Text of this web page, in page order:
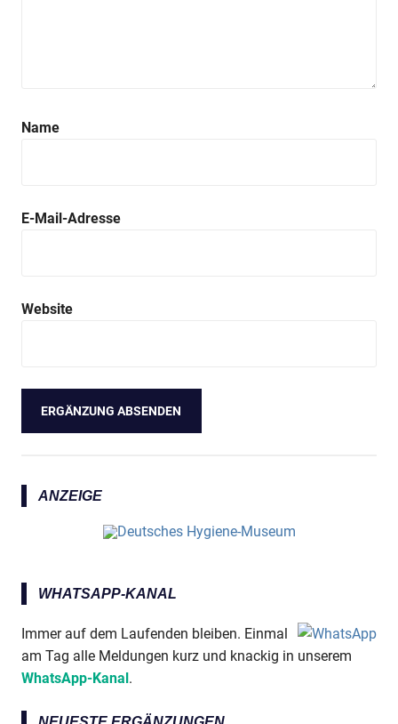
Name
E-Mail-Adresse
Website
ANZEIGE
WHATSAPP-KANAL
Immer auf dem Laufenden bleiben. Einmal
am Tag alle Meldungen kurz und knackig in unserem
WhatsApp-Kanal.